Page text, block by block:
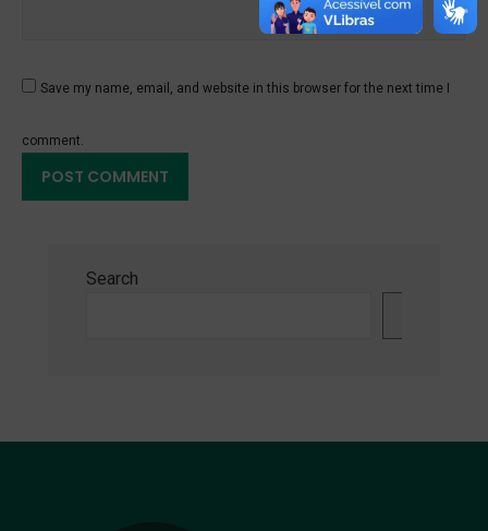
Save my name, email, and website in this browser for the next time I
comment.
Search